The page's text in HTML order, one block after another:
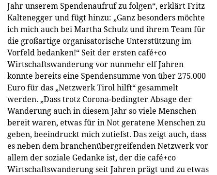
Jahr unserem Spendenaufruf zu folgen“, erklärt Fritz
Kaltenegger und fügt hinzu: „Ganz besonders möchte
ich mich auch bei Martha Schulz und ihrem Team für
die großartige organisatorische Unterstützung im
Vorfeld bedanken!“ Seit der ersten café+co
Wirtschaftswanderung vor nunmehr elf Jahren
konnte bereits eine Spendensumme von über 275.000
Euro für das „Netzwerk Tirol hilft“ gesammelt
werden. „Dass trotz Corona-bedingter Absage der
Wanderung auch in diesem Jahr so viele Menschen
bereit waren, etwas für in Not geratene Menschen zu
geben, beeindruckt mich zutiefst. Das zeigt auch, dass
es neben dem branchenübergreifenden Netzwerk vor
allem der soziale Gedanke ist, der die café+co
Wirtschaftswanderung seit Jahren prägt und zu etwas